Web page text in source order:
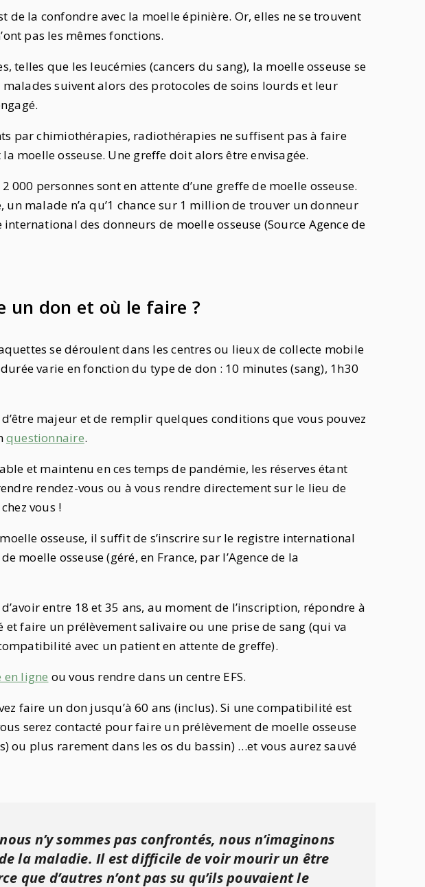
de la confondre avec la moelle épinière. Or, elles ne se trouvent
pas les mêmes fonctions.
telles que les leucémies (cancers du sang), la moelle osseuse se
suivent alors des protocoles de soins lourds et leur
par chimiothérapies, radiothérapies ne suffisent pas à faire
moelle osseuse. Une greffe doit alors être envisagée.
000 personnes sont en attente d’une greffe de moelle osseuse.
un malade n’a qu’1 chance sur 1 million de trouver un donneur
des donneurs de moelle osseuse (Source Agence de
un don et où le faire ?
se déroulent dans les centres ou lieux de collecte mobile
durée varie en fonction du type de don : 10 minutes (sang), 1h30
majeur et de remplir quelques conditions que vous pouvez
questionnaire.
et maintenu en ces temps de pandémie, les réserves étant
rendez-vous ou à vous rendre directement sur le lieu de
vous !
osseuse, il suffit de s’inscrire sur le registre international
moelle osseuse (géré, en France, par l’Agence de la
entre 18 et 35 ans, au moment de l’inscription, répondre à
et faire un prélèvement salivaire ou une prise de sang (qui va
avec un patient en attente de greffe).
en ligne ou vous rendre dans un centre EFS.
faire un don jusqu’à 60 ans (inclus). Si une compatibilité est
serez contacté pour faire un prélèvement de moelle osseuse
ou plus rarement dans les os du bassin) …et vous aurez sauvé
n’y sommes pas confrontés, nous n’imaginons
la maladie. Il est difficile de voir mourir un être
que d’autres n’ont pas su qu’ils pouvaient le